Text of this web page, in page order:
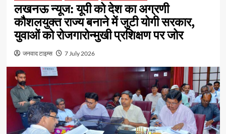
लखनऊ न्यूज: यूपी को देश का अग्रणी
कौशलयुक्त राज्य बनाने में जुटी योगी सरकार,
युवाओं को रोजगारोन्मुखी प्रशिक्षण पर जोर
जनवाद टाइम्स 7 July 2026